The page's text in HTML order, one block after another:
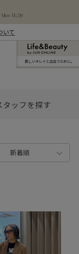
いて
新しいキレイと出合うために。
タッフを探す
新着順